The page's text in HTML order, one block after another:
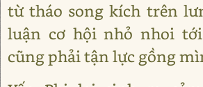
từ tháo song kích trên
luận cơ hội nhỏ nhoi
cũng phải tận lực gồng